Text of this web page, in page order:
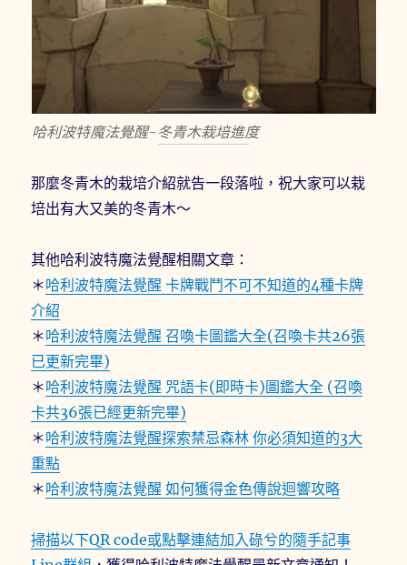
哈利波特魔法覺醒-冬青木栽培進度
那麼冬青木的栽培介紹就告一段落啦，祝大家可以栽
培出有大又美的冬青木～
其他哈利波特魔法覺醒相關文章：
＊哈利波特魔法覺醒 卡牌戰鬥不可不知道的4種卡牌
介紹
＊哈利波特魔法覺醒 召喚卡圖鑑大全(召喚卡共26張
已更新完畢)
＊哈利波特魔法覺醒 咒語卡(即時卡)圖鑑大全 (召喚
卡共36張已經更新完畢)
＊哈利波特魔法覺醒探索禁忌森林 你必須知道的3大
重點
＊哈利波特魔法覺醒 如何獲得金色傳說迴響攻略
掃描以下QR code或點擊連結加入碌兮的隨手記事